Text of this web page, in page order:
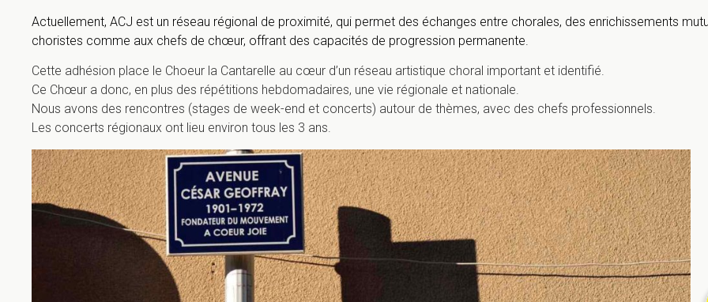
Actuellement, ACJ est un réseau régional de proximité, qui permet des échanges entre chorales, des enrichissements
choristes comme aux chefs de chœur, offrant des capacités de progression permanente.
Cette adhésion place le Choeur la Cantarelle au cœur d’un réseau artistique choral important et identifié.
Ce Chœur a donc, en plus des répétitions hebdomadaires, une vie régionale et nationale.
Nous avons des rencontres (stages de week-end et concerts) autour de thèmes, avec des chefs professionnels.
Les concerts régionaux ont lieu environ tous les 3 ans.